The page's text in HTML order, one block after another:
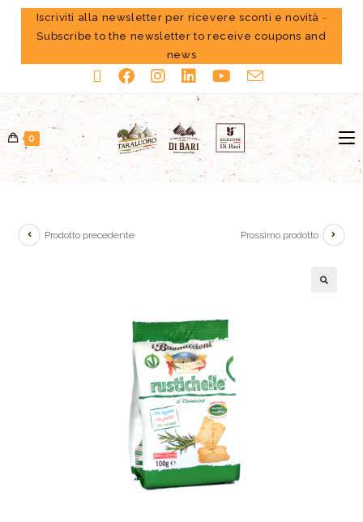
Iscriviti alla newsletter per ricevere sconti e novità -
Subscribe to the newsletter to receive coupons and
news
0
Prodotto precedente Prossimo prodotto